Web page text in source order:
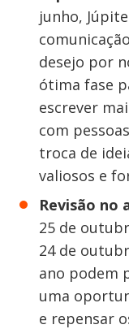
junho,
desejo por
ótima fase
escrever
com
troca de
valiosos e
Revisão no
25 de
24 de
ano podem
uma
e repensar